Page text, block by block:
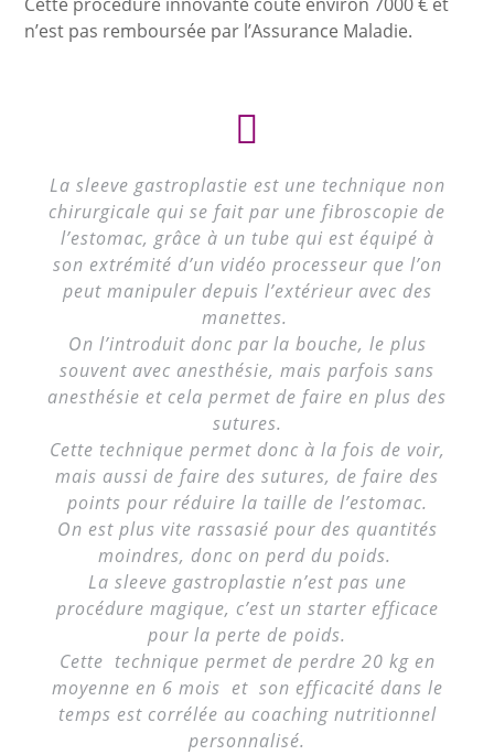
n’est pas remboursée par l’Assurance Maladie.
La sleeve gastroplastie est une technique non
chirurgicale qui se fait par une fibroscopie de
l’estomac, grâce à un tube qui est équipé à
son extrémité d’un vidéo processeur que l’on
peut manipuler depuis l’extérieur avec des
manettes.
On l’introduit donc par la bouche, le plus
souvent avec anesthésie, mais parfois sans
anesthésie et cela permet de faire en plus des
sutures.
Cette technique permet donc à la fois de voir,
mais aussi de faire des sutures, de faire des
points pour réduire la taille de l’estomac.
On est plus vite rassasié pour des quantités
moindres, donc on perd du poids.
La sleeve gastroplastie n’est pas une
procédure magique, c’est un starter efficace
pour la perte de poids.
Cette technique permet de perdre 20 kg en
moyenne en 6 mois et son efficacité dans le
temps est corrélée au coaching nutritionnel
personnalisé.